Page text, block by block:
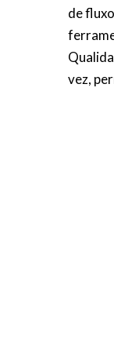
de
vez,